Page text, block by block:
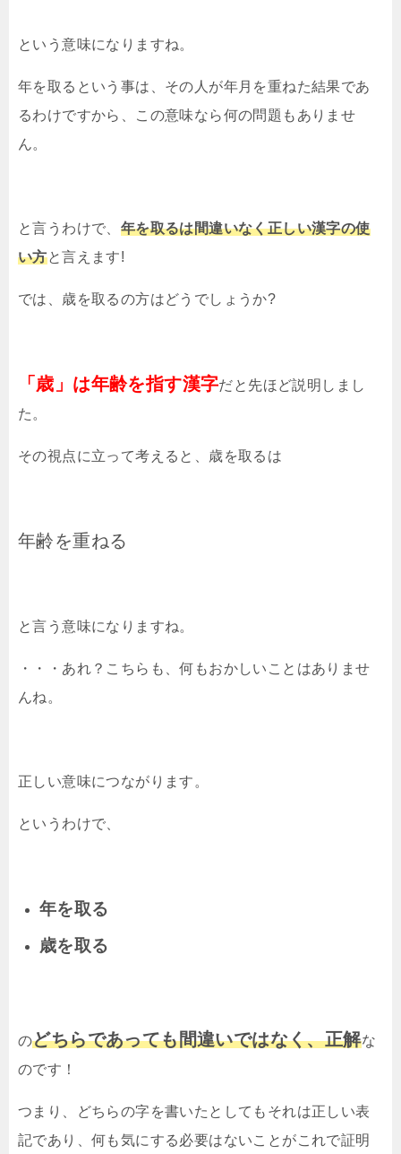
という意味になりますね。
年を取るという事は、その人が年月を重ねた結果であ
るわけですから、この意味なら何の問題もありませ
ん。
と言うわけで、 年を取るは間違いなく正しい漢字の使
い方と言えます!
では、歳を取るの方はどうでしょうか?
「歳」は年齢を指す漢字だと先ほど説明しまし
た。
その視点に立って考えると、歳を取るは
年齢を重ねる
と言う意味になりますね。
・・・あれ？こちらも、何もおかしいことはありませ
んね。
正しい意味につながります。
というわけで、
年を取る
歳を取る
のどちらであっても間違いではなく、正解な
のです！
つまり、どちらの字を書いたとしてもそれは正しい表
記であり、何も気にする必要はないことがこれで証明